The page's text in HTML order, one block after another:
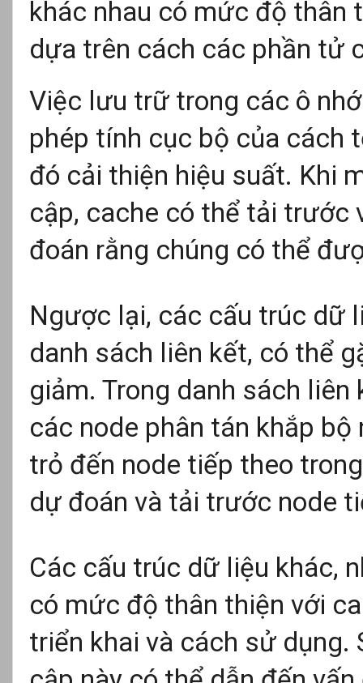
khác nhau có mức độ thân
dựa trên cách các phần tử
Việc lưu trữ trong các ô
phép tính cục bộ của cách
đó cải thiện hiệu suất. Khi
cập, cache có thể tải trước
đoán rằng chúng có thể
Ngược lại, các cấu trúc dữ
danh sách liên kết, có thể
giảm. Trong danh sách
các node phân tán khắp
trỏ đến node tiếp theo
dự đoán và tải trước node
Các cấu trúc dữ liệu khác,
có mức độ thân thiện với
triển khai và cách sử dụng.